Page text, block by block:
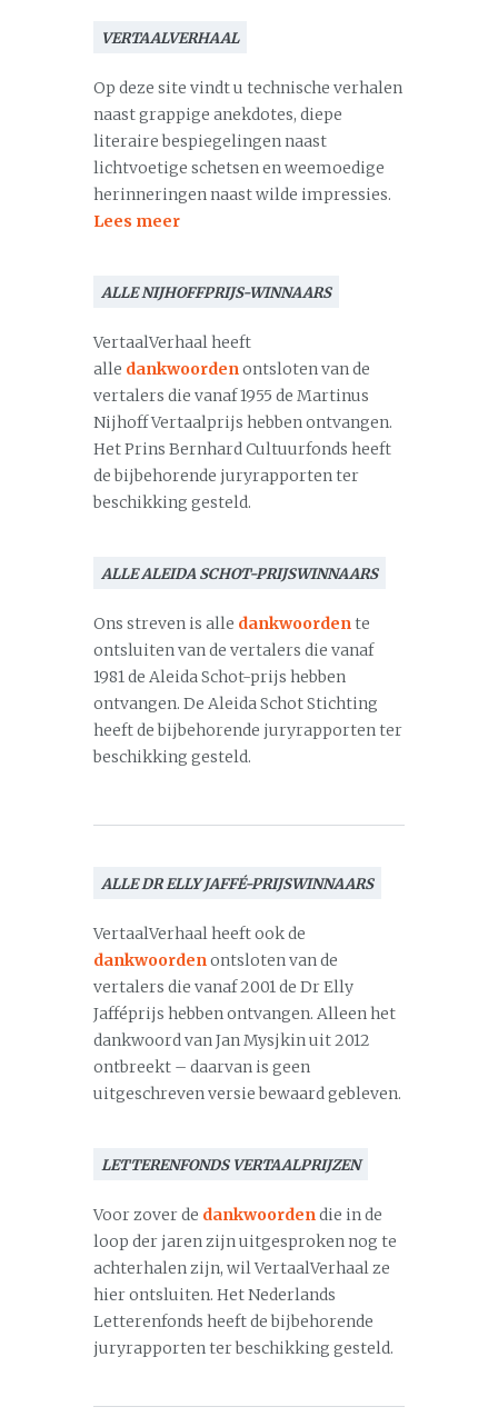
VERTAALVERHAAL
Op deze site vindt u technische verhalen
naast grappige anekdotes, diepe
literaire bespiegelingen naast
lichtvoetige schetsen en weemoedige
herinneringen naast wilde impressies.
Lees meer
ALLE NIJHOFFPRIJS-WINNAARS
VertaalVerhaal heeft
alle dankwoordenontsloten van de
vertalers die vanaf 1955 de Martinus
Nijhoff Vertaalprijs hebben ontvangen.
Het Prins Bernhard Cultuurfonds heeft
de bijbehorende juryrapporten ter
beschikking gesteld.
ALLE ALEIDA SCHOT-PRIJSWINNAARS
Ons streven is alle dankwoordente
ontsluiten van de vertalers die vanaf
1981 de Aleida Schot-prijs hebben
ontvangen. De Aleida Schot Stichting
heeft de bijbehorende juryrapporten ter
beschikking gesteld.
ALLE DR ELLY JAFFÉ-PRIJSWINNAARS
VertaalVerhaal heeft ook de
dankwoordenontsloten van de
vertalers die vanaf 2001 de Dr Elly
Jafféprijs hebben ontvangen. Alleen het
dankwoord van Jan Mysjkin uit 2012
ontbreekt – daarvan is geen
uitgeschreven versie bewaard gebleven.
LETTERENFONDS VERTAALPRIJZEN
Voor zover de dankwoordendie in de
loop der jaren zijn uitgesproken nog te
achterhalen zijn, wil VertaalVerhaal ze
hier ontsluiten. Het Nederlands
Letterenfonds heeft de bijbehorende
juryrapporten ter beschikking gesteld.